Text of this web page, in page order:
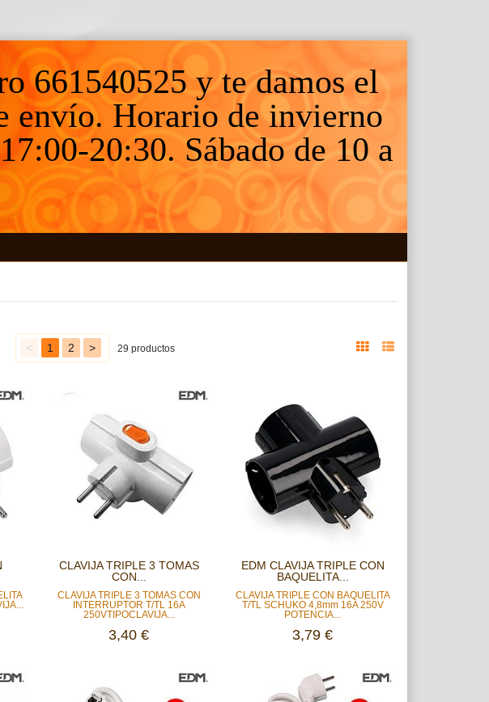
661540525 y te damos el
envío. Horario de invierno
20:30. Sábado de 10 a
< 1 2 > 29 productos
CLAVIJA TRIPLE 3 TOMAS
CON...
CLAVIJA TRIPLE 3 TOMAS CON
INTERRUPTOR T/TL 16A
250VTIPOCLAVIJA...
3,40 €
EDM CLAVIJA TRIPLE CON
BAQUELITA...
CLAVIJA TRIPLE CON BAQUELITA
T/TL SCHUKO 4,8mm 16A 250V
POTENCIA...
3,79 €